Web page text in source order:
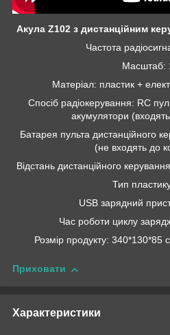
Акула Z102 з дистанційним
Частота
Масштаб:
Матеріал: пластик +
Спосіб радіокерування: RC
акумулятори
Батарея пульта дистанційного
(не входять до
Відстань дистанційного
Тип
USB зарядний
Час роботи циклу
Розмір продукту:
Приховати
Характеристики